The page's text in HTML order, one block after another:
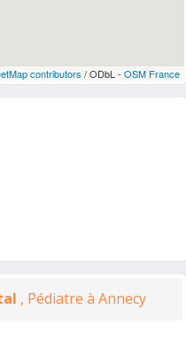
contributors / ODbL - OSM France
, Pédiatre à Annecy